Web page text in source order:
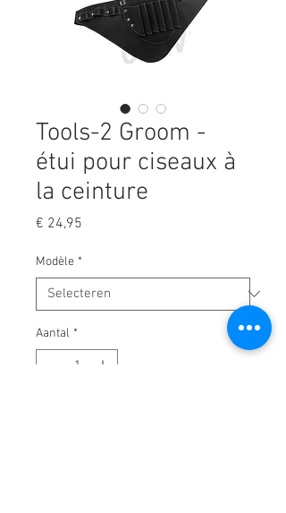
Tools-2 Groom -
étui pour ciseaux à
la ceinture
€ 24,95
Modèle *
Aantal *